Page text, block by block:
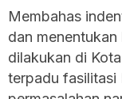
Membahas
dan
dilakukan di
terpadu fasilitasi